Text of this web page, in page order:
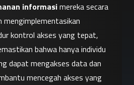
informasi mereka secara
mengimplementasikan
kontrol akses yang tepat,
bahwa hanya individu
dapat mengakses data dan
mencegah akses yang